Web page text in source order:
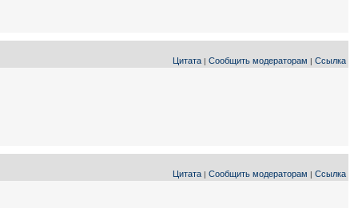
Цитата | Сообщить модераторам | Ссылка
Цитата | Сообщить модераторам | Ссылка